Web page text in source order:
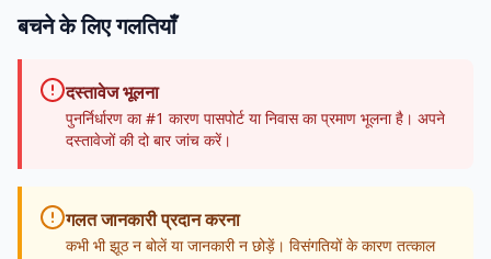
बचने के लिए गलतियाँ
दस्तावेज भूलना
पुनर्निर्धारण का #1 कारण पासपोर्ट या निवास का प्रमाण भूलना है। अपने
दस्तावेजों की दो बार जांच करें।
गलत जानकारी प्रदान करना
कभी भी झूठ न बोलें या जानकारी न छोड़ें। विसंगतियों के कारण तत्काल